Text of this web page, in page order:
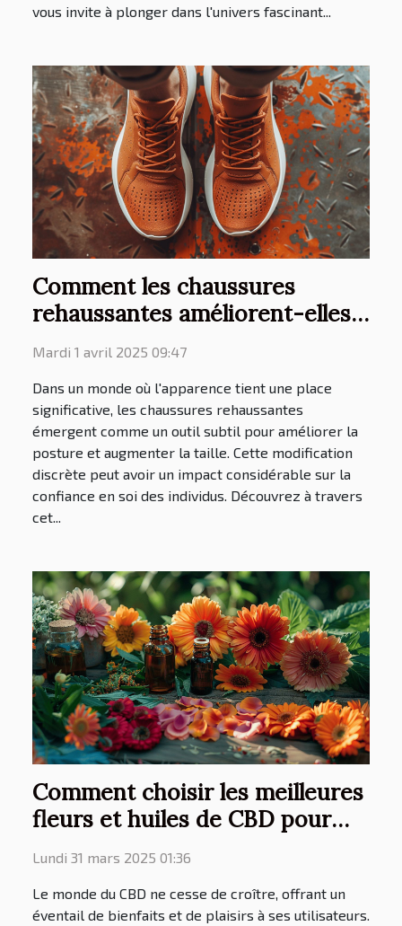
vous invite à plonger dans l'univers fascinant...
Comment les chaussures
rehaussantes améliorent-elles
la confiance en soi ?
Mardi 1 avril 2025 09:47
Dans un monde où l'apparence tient une place
significative, les chaussures rehaussantes
émergent comme un outil subtil pour améliorer la
posture et augmenter la taille. Cette modification
discrète peut avoir un impact considérable sur la
confiance en soi des individus. Découvrez à travers
cet...
Comment choisir les meilleures
fleurs et huiles de CBD pour
une livraison rapide
Lundi 31 mars 2025 01:36
Le monde du CBD ne cesse de croître, offrant un
éventail de bienfaits et de plaisirs à ses utilisateurs.